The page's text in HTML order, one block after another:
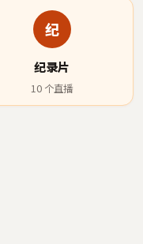
纪
纪录片
10 个直播